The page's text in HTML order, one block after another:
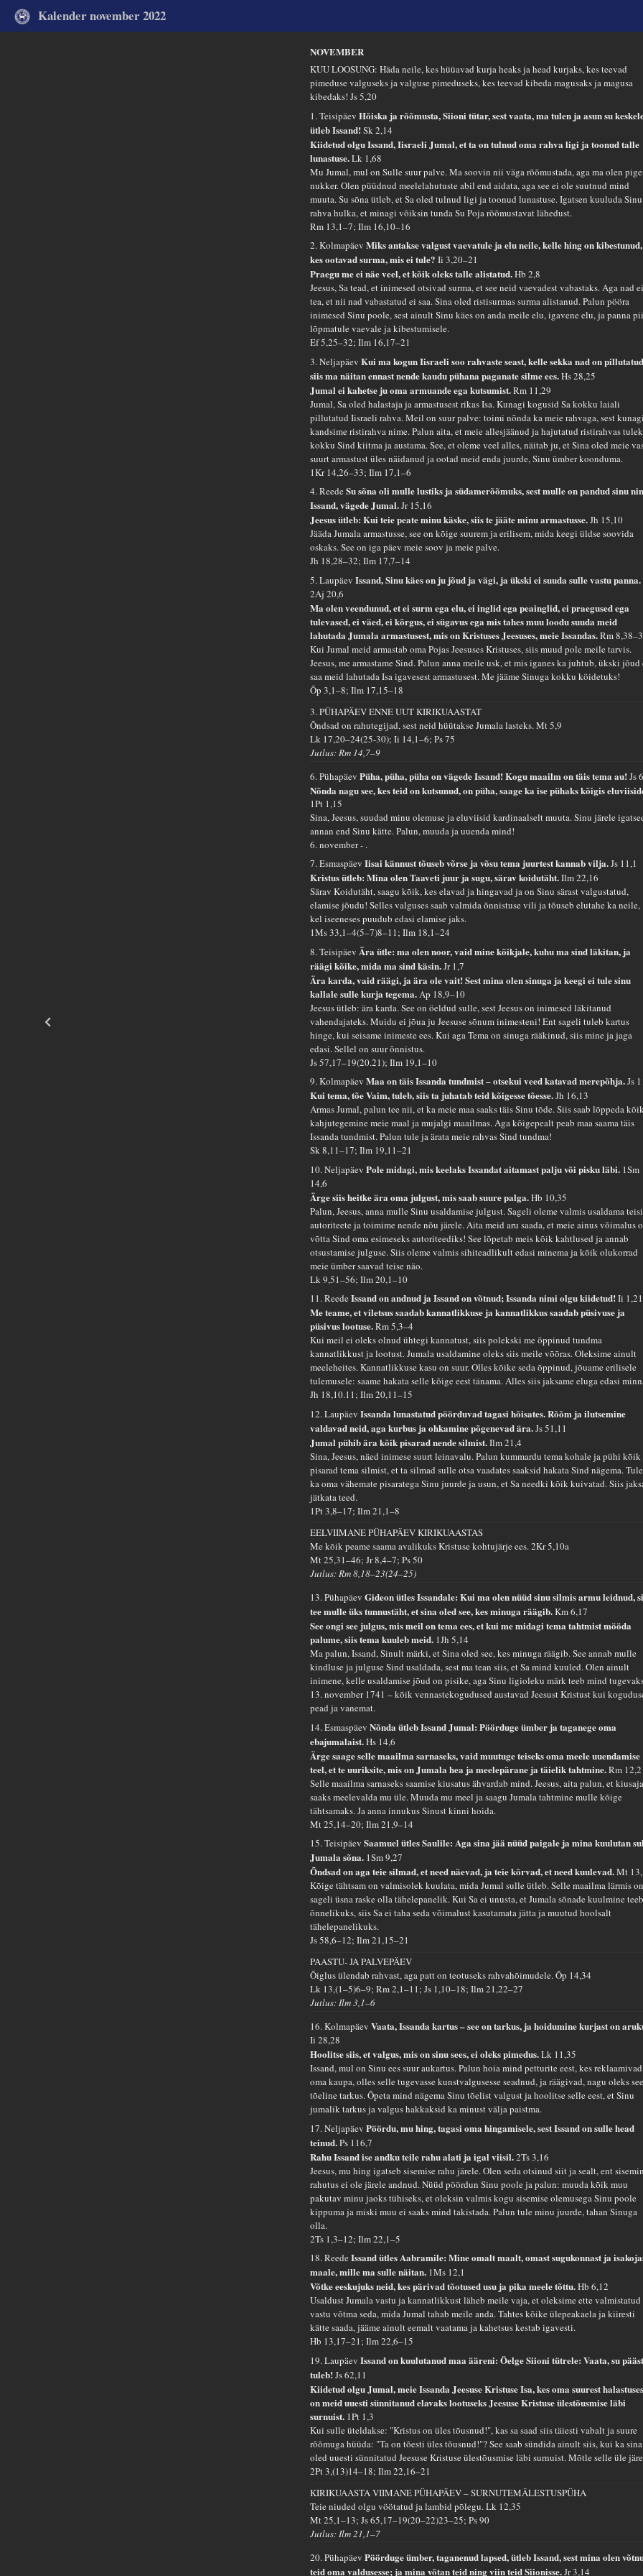
Kalender november 2022
NOVEMBER
KUU LOOSUNG: Häda neile, kes hüüavad kurja heaks ja head kurjaks, kes teevad
pimeduse valguseks ja valguse pimeduseks, kes teevad kibeda magusaks ja magusa
kibedaks!Js 5,20
1. TeisipäevHõiska ja rõõmusta, Siioni tütar, sest vaata, ma tulen ja asun su
ütleb Issand!Sk 2,14
Kiidetud olgu Issand, Iisraeli Jumal, et ta on tulnud oma rahva ligi ja toonud talle
lunastuse.Lk 1,68
Mu Jumal, mul on Sulle suur palve. Ma soovin nii väga rõõmustada, aga ma olen
nukker. Olen püüdnud meelelahutuste abil end aidata, aga see ei ole suutnud mind
muuta. Su sõna ütleb, et Sa oled tulnud ligi ja toonud lunastuse. Igatsen kuuluda Sinu
rahva hulka, et minagi võiksin tunda Su Poja rõõmustavat lähedust.
Rm 13,1–7; Ilm 16,10–16
2. KolmapäevMiks antakse valgust vaevatule ja elu neile, kelle hing on kibestunud,
kes ootavad surma, mis ei tule?Ii 3,20–21
Praegu me ei näe veel, et kõik oleks talle alistatud.Hb 2,8
Jeesus, Sa tead, et inimesed otsivad surma, et see neid vaevadest vabastaks. Aga nad ei
tea, et nii nad vabastatud ei saa. Sina oled ristisurmas surma alistanud. Palun pööra
inimesed Sinu poole, sest ainult Sinu käes on anda meile elu, igavene elu, ja panna
lõpmatule vaevale ja kibestumisele.
Ef 5,25–32; Ilm 16,17–21
3. NeljapäevKui ma kogun Iisraeli soo rahvaste seast, kelle sekka nad on
siis ma näitan ennast nende kaudu pühana paganate silme ees.Hs 28,25
Jumal ei kahetse ju oma armuande ega kutsumist.Rm 11,29
Jumal, Sa oled halastaja ja armastusest rikas Isa. Kunagi kogusid Sa kokku laiali
pillutatud Iisraeli rahva. Meil on suur palve: toimi nõnda ka meie rahvaga, sest kunagi
kandsime ristirahva nime. Palun aita, et meie allesjäänud ja hajutatud ristirahvas
kokku Sind kiitma ja austama. See, et oleme veel alles, näitab ju, et Sina oled meie
suurt armastust üles näidanud ja ootad meid enda juurde, Sinu ümber koonduma.
1Kr 14,26–33; Ilm 17,1–6
4. ReedeSu sõna oli mulle lustiks ja südamerõõmuks, sest mulle on pandud sinu
Issand, vägede Jumal.Jr 15,16
Jeesus ütleb: Kui teie peate minu käske, siis te jääte minu armastusse.Jh 15,10
Jääda Jumala armastusse, see on kõige suurem ja erilisem, mida keegi üldse soovida
oskaks. See on iga päev meie soov ja meie palve.
Jh 18,28–32; Ilm 17,7–14
5. LaupäevIssand, Sinu käes on ju jõud ja vägi, ja ükski ei suuda sulle vastu panna.
2Aj 20,6
Ma olen veendunud, et ei surm ega elu, ei inglid ega peainglid, ei praegused ega
tulevased, ei väed, ei kõrgus, ei sügavus ega mis tahes muu loodu suuda meid
lahutada Jumala armastusest, mis on Kristuses Jeesuses, meie Issandas.Rm
Kui Jumal meid armastab oma Pojas Jeesuses Kristuses, siis muud pole meile tarvis.
Jeesus, me armastame Sind. Palun anna meile usk, et mis iganes ka juhtub, ükski jõud
saa meid lahutada Isa igavesest armastusest. Me jääme Sinuga kokku köidetuks!
Õp 3,1–8; Ilm 17,15–18
3. PÜHAPÄEV ENNE UUT KIRIKUAASTAT
Õndsad on rahutegijad, sest neid hüütakse Jumala lasteks.Mt 5,9
Lk 17,20–24(25-30); Ii 14,1–6; Ps 75
Jutlus: Rm 14,7–9
6. PühapäevPüha, püha, püha on vägede Issand! Kogu maailm on täis tema au!Js
Nõnda nagu see, kes teid on kutsunud, on püha, saage ka ise pühaks kõigis
1Pt 1,15
Sina, Jeesus, suudad minu olemuse ja eluviisid kardinaalselt muuta. Sinu järele
annan end Sinu kätte. Palun, muuda ja uuenda mind!
6. november - .
7. EsmaspäevIisai kännust tõuseb võrse ja võsu tema juurtest kannab vilja.Js 11,1
Kristus ütleb: Mina olen Taaveti juur ja sugu, särav koidutäht.Ilm 22,16
Särav Koidutäht, saagu kõik, kes elavad ja hingavad ja on Sinu särast valgustatud,
elamise jõudu! Selles valguses saab valmida õnnistuse vili ja tõuseb elutahe ka neile,
kel iseeneses puudub edasi elamise jaks.
1Ms 33,1–4(5–7)8–11; Ilm 18,1–24
8. TeisipäevÄra ütle: ma olen noor, vaid mine kõikjale, kuhu ma sind läkitan, ja
räägi kõike, mida ma sind käsin.Jr 1,7
Ära karda, vaid räägi, ja ära ole vait! Sest mina olen sinuga ja keegi ei tule sinu
kallale sulle kurja tegema.Ap 18,9–10
Jeesus ütleb: ära karda. See on öeldud sulle, sest Jeesus on inimesed läkitanud
vahendajateks. Muidu ei jõua ju Jeesuse sõnum inimesteni! Ent sageli tuleb kartus
hinge, kui seisame inimeste ees. Kui aga Tema on sinuga rääkinud, siis mine ja jaga
edasi. Sellel on suur õnnistus.
Js 57,17–19(20.21); Ilm 19,1–10
9. KolmapäevMaa on täis Issanda tundmist – otsekui veed katavad merepõhja.Js
Kui tema, tõe Vaim, tuleb, siis ta juhatab teid kõigesse tõesse.Jh 16,13
Armas Jumal, palun tee nii, et ka meie maa saaks täis Sinu tõde. Siis saab lõppeda
kahjutegemine meie maal ja mujalgi maailmas. Aga kõigepealt peab maa saama täis
Issanda tundmist. Palun tule ja ärata meie rahvas Sind tundma!
Sk 8,11–17; Ilm 19,11–21
10. NeljapäevPole midagi, mis keelaks Issandat aitamast palju või pisku läbi. 1Sm
14,6
Ärge siis heitke ära oma julgust, mis saab suure palga.Hb 10,35
Palun, Jeesus, anna mulle Sinu usaldamise julgust. Sageli oleme valmis usaldama teisi
autoriteete ja toimime nende nõu järele. Aita meid aru saada, et meie ainus võimalus
võtta Sind oma esimeseks autoriteediks! See lõpetab meis kõik kahtlused ja annab
otsustamise julguse. Siis oleme valmis sihiteadlikult edasi minema ja kõik olukorrad
meie ümber saavad teise näo.
Lk 9,51–56; Ilm 20,1–10
11. ReedeIssand on andnud ja Issand on võtnud; Issanda nimi olgu kiidetud!Ii 1,21
Me teame, et viletsus saadab kannatlikkuse ja kannatlikkus saadab püsivuse ja
püsivus lootuse.Rm 5,3–4
Kui meil ei oleks olnud ühtegi kannatust, siis polekski me õppinud tundma
kannatlikkust ja lootust. Jumala usaldamine oleks siis meile võõras. Oleksime ainult
meeleheites. Kannatlikkuse kasu on suur. Olles kõike seda õppinud, jõuame erilisele
tulemusele: saame hakata selle kõige eest tänama. Alles siis jaksame eluga edasi
Jh 18,10.11; Ilm 20,11–15
12. LaupäevIssanda lunastatud pöörduvad tagasi hõisates. Rõõm ja ilutsemine
valdavad neid, aga kurbus ja ohkamine põgenevad ära.Js 51,11
Jumal pühib ära kõik pisarad nende silmist.Ilm 21,4
Sina, Jeesus, näed inimese suurt leinavalu. Palun kummardu tema kohale ja pühi kõik
pisarad tema silmist, et ta silmad sulle otsa vaadates saaksid hakata Sind nägema.
ka oma vähemate pisaratega Sinu juurde ja usun, et Sa needki kõik kuivatad. Siis
jätkata teed.
1Pt 3,8–17; Ilm 21,1–8
EELVIIMANE PÜHAPÄEV KIRIKUAASTAS
Me kõik peame saama avalikuks Kristuse kohtujärje ees.2Kr 5,10a
Mt 25,31–46; Jr 8,4–7; Ps 50
Jutlus: Rm 8,18–23(24–25)
13. PühapäevGideon ütles Issandale: Kui ma olen nüüd sinu silmis armu leidnud,
tee mulle üks tunnustäht, et sina oled see, kes minuga räägib.Km 6,17
See ongi see julgus, mis meil on tema ees, et kui me midagi tema tahtmist mööda
palume, siis tema kuuleb meid. 1Jh 5,14
Ma palun, Issand, Sinult märki, et Sina oled see, kes minuga räägib. See annab mulle
kindluse ja julguse Sind usaldada, sest ma tean siis, et Sa mind kuuled. Olen ainult
inimene, kelle usaldamise jõud on pisike, aga Sinu ligioleku märk teeb mind
13. november 1741 – kõik vennastekogudused austavad Jeesust Kristust kui
pead ja vanemat.
14. EsmaspäevNõnda ütleb Issand Jumal: Pöörduge ümber ja taganege oma
ebajumalaist.Hs 14,6
Ärge saage selle maailma sarnaseks, vaid muutuge teiseks oma meele uuendamise
teel, et te uuriksite, mis on Jumala hea ja meelepärane ja täielik tahtmine.Rm 12,2
Selle maailma sarnaseks saamise kiusatus ähvardab mind. Jeesus, aita palun, et
saaks meelevalda mu üle. Muuda mu meel ja saagu Jumala tahtmine mulle kõige
tähtsamaks. Ja anna innukus Sinust kinni hoida.
Mt 25,14–20; Ilm 21,9–14
15. TeisipäevSaamuel ütles Saulile: Aga sina jää nüüd paigale ja mina kuulutan
Jumala sõna. 1Sm 9,27
Õndsad on aga teie silmad, et need näevad, ja teie kõrvad, et need kuulevad.Mt
Kõige tähtsam on valmisolek kuulata, mida Jumal sulle ütleb. Selle maailma lärmis on
sageli üsna raske olla tähelepanelik. Kui Sa ei unusta, et Jumala sõnade kuulmine teeb
õnnelikuks, siis Sa ei taha seda võimalust kasutamata jätta ja muutud hoolsalt
tähelepanelikuks.
Js 58,6–12; Ilm 21,15–21
PAASTU- JA PALVEPÄEV
Õiglus ülendab rahvast, aga patt on teotuseks rahvahõimudele.Õp 14,34
Lk 13,(1–5)6–9; Rm 2,1–11; Js 1,10–18; Ilm 21,22–27
Jutlus: Ilm 3,1–6
16. KolmapäevVaata, Issanda kartus – see on tarkus, ja hoidumine kurjast on
Ii 28,28
Hoolitse siis, et valgus, mis on sinu sees, ei oleks pimedus.Lk 11,35
Issand, mul on Sinu ees suur aukartus. Palun hoia mind petturite eest, kes reklaamivad
oma kaupa, olles selle tugevasse kunstvalgusesse seadnud, ja räägivad, nagu oleks see
tõeline tarkus. Õpeta mind nägema Sinu tõelist valgust ja hoolitse selle eest, et Sinu
jumalik tarkus ja valgus hakkaksid ka minust välja paistma.
17. NeljapäevPöördu, mu hing, tagasi oma hingamisele, sest Issand on sulle head
teinud.Ps 116,7
Rahu Issand ise andku teile rahu alati ja igal viisil.2Ts 3,16
Jeesus, mu hing igatseb sisemise rahu järele. Olen seda otsinud siit ja sealt, ent
rahutus ei ole järele andnud. Nüüd pöördun Sinu poole ja palun: muuda kõik muu
pakutav minu jaoks tühiseks, et oleksin valmis kogu sisemise olemusega Sinu poole
kippuma ja miski muu ei saaks mind takistada. Palun tule minu juurde, tahan Sinuga
olla.
2Ts 1,3–12; Ilm 22,1–5
18. ReedeIssand ütles Aabramile: Mine omalt maalt, omast sugukonnast ja
maale, mille ma sulle näitan. 1Ms 12,1
Võtke eeskujuks neid, kes pärivad tõotused usu ja pika meele tõttu.Hb 6,12
Usaldust Jumala vastu ja kannatlikkust läheb meile vaja, et oleksime ette valmistatud
vastu võtma seda, mida Jumal tahab meile anda. Tahtes kõike ülepeakaela ja kiiresti
kätte saada, jääme ainult eemalt vaatama ja kahetsus kestab igavesti.
Hb 13,17–21; Ilm 22,6–15
19. LaupäevIssand on kuulutanud maa ääreni: Öelge Siioni tütrele: Vaata, su
tuleb!Js 62,11
Kiidetud olgu Jumal, meie Issanda Jeesuse Kristuse Isa, kes oma suurest
on meid uuesti sünnitanud elavaks lootuseks Jeesuse Kristuse ülestõusmise läbi
surnuist. 1Pt 1,3
Kui sulle üteldakse: "Kristus on üles tõusnud!", kas sa saad siis täiesti vabalt ja suure
rõõmuga hüüda: "Ta on tõesti üles tõusnud!"? See saab sündida ainult siis, kui ka sina
oled uuesti sünnitatud Jeesuse Kristuse ülestõusmise läbi surnuist. Mõtle selle üle
2Pt 3,(13)14–18; Ilm 22,16–21
KIRIKUAASTA VIIMANE PÜHAPÄEV – SURNUTEMÄLESTUSPÜHA
Teie niuded olgu vöötatud ja lambid põlegu.Lk 12,35
Mt 25,1–13; Js 65,17–19(20–22)23–25; Ps 90
Jutlus: Ilm 21,1–7
20. PühapäevPöörduge ümber, taganenud lapsed, ütleb Issand, sest mina olen
teid oma valdusesse; ja mina võtan teid ning viin teid Siionisse.Jr 3,14